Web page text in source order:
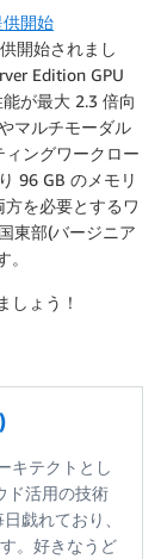
開始
開始されまし
Edition GPU
が最大 2.3 倍向
マルチモーダル
ングワークロー
96 GB のメモリ
を必要とするワ
東部(バージニア
しょう！
キテクトとし
ド活用の技術
戯れており、
。好きなうど